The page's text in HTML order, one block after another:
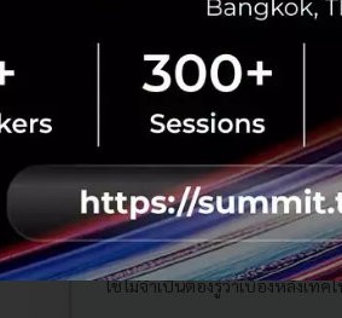
Trello Startup
ใบเสร็จ/ใบรับประกันชอบหาย
ดี? Blockchain และ
จากงาน Deloitte
Blockchain อีกแล้ว! คำนี้เป็นคำ
ช่วงปีที่ผ่านมา แต่ในเชิงผู้ใช้แล้ว
ใช้ไม่จำเป็นต้องรู้ว่าเบื้องหลังเทค